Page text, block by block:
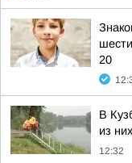
20
В
из
12:32